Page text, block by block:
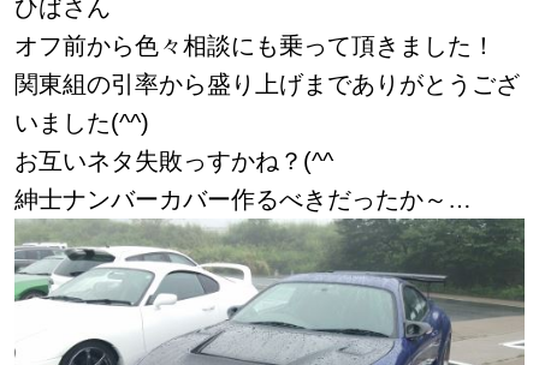
ひばさん
オフ前から色々相談にも乗って頂きました！
関東組の引率から盛り上げまでありがとうござ
いました(^^)
お互いネタ失敗っすかね？(^^ゞ
紳士ナンバーカバー作るべきだったか～…